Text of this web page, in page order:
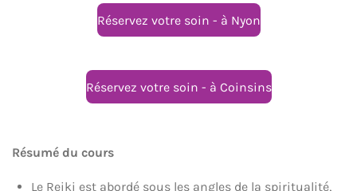
Réservez votre soin - à Nyon
Réservez votre soin - à Coinsins
Résumé du cours
Le Reiki est abordé sous les angles de la spiritualité,